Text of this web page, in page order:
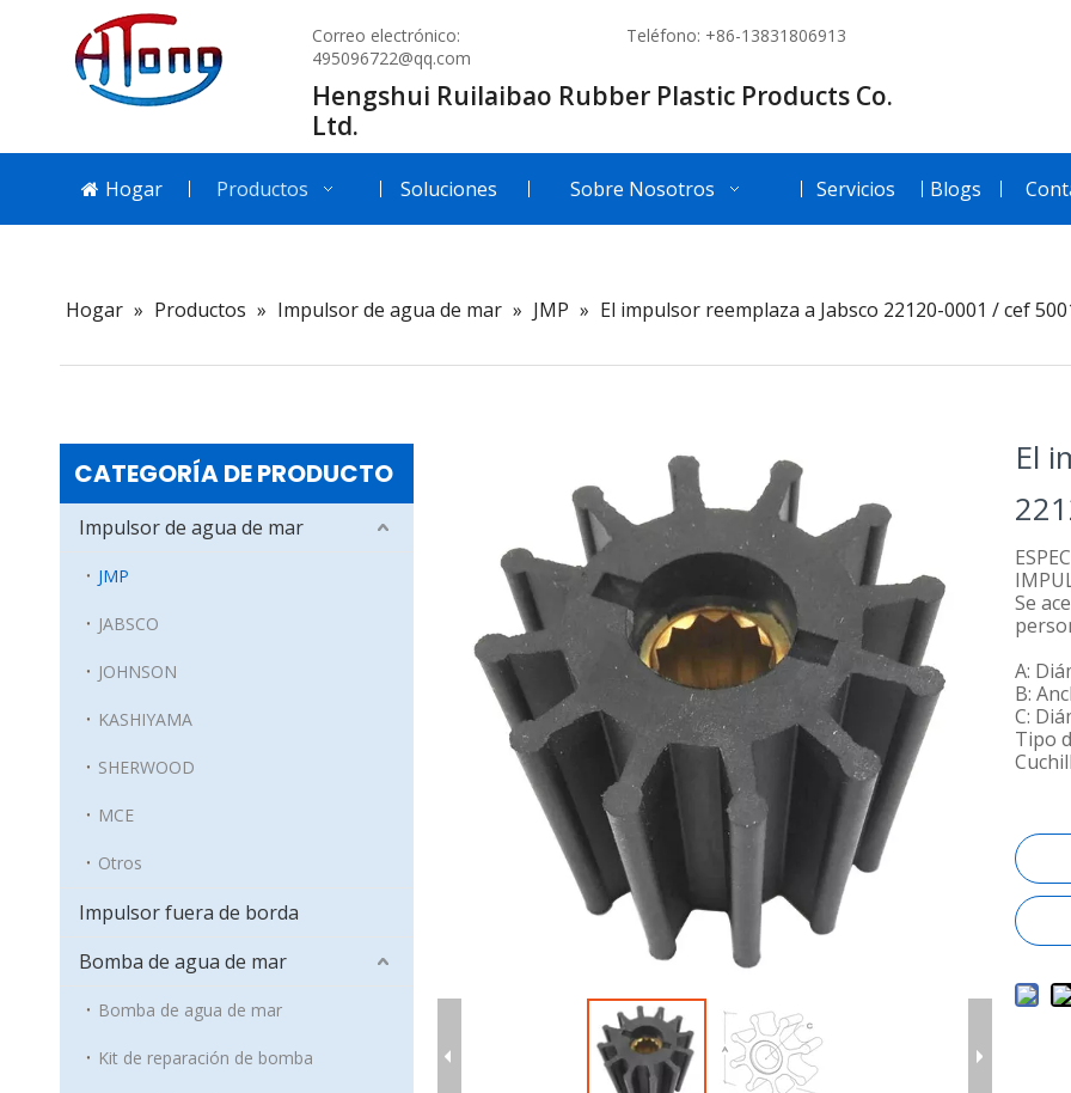
Correo electrónico:
495096722@qq.com
Teléfono: +86-13831806913
Hengshui Ruilaibao Rubber Plastic Products Co.
Ltd.
Hogar Productos Soluciones Sobre Nosotros Servicios Blogs
Hogar » Productos » Impulsor de agua de mar » JMP » El impulsor reemplaza a Jabsco 22120-0001 / cef
CATEGORÍA DE PRODUCTO
Impulsor de agua de mar
JMP
JABSCO
JOHNSON
KASHIYAMA
SHERWOOD
MCE
Otros
Impulsor fuera de borda
Bomba de agua de mar
Bomba de agua de mar
Kit de reparación de bomba
El
Se
A:
B:
C:
Tipo